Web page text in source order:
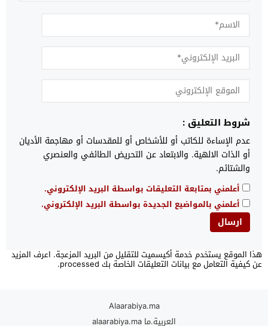
شروط التعليق :
عدم الإساءة للكاتب أو للأشخاص أو للمقدسات أو مهاجمة الأديان
أو الذات الالهية. والابتعاد عن التحريض الطائفي والعنصري
والشتائم.
أعلمني بمتابعة التعليقات بواسطة البريد الإلكتروني.
أعلمني بالمواضيع الجديدة بواسطة البريد الإلكتروني.
هذا الموقع يستخدم خدمة أكيسميت للتقليل من البريد المزعجة. اعرف المزيد
عن كيفية التعامل مع بيانات التعليقات الخاصة بك processed .
Alaarabiya.ma
العربية.ما alaarabiya.ma